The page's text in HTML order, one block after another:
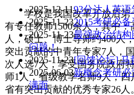
学校是我国改革开放后第
有专任教师1500余人，其中
人，硕士、博士导师约400人
突出贡献的中青年专家7人，
次人选7人，享受国务院政府
师1人，省级教学名师9人，四
省有突出贡献的优秀专家26
2025-12-1193分达人英语
2025-11-232015考研必
2025-11-23最强政治结
问题！
2025-11-23[回馈论坛] 马
2025-06-03新概念考研必
满面